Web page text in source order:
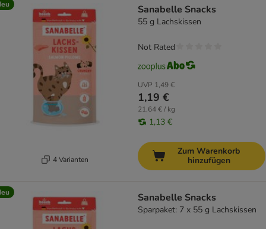
4 Varianten
Sanabelle Snacks
55 g Lachskissen
UVP 1,49 €
1,19 €
21,64 € / kg
1,13 €
Not Rated
Zum Warenkorb
hinzufügen
Sanabelle Snacks
Sparpaket: 7 x 55 g Lachskissen